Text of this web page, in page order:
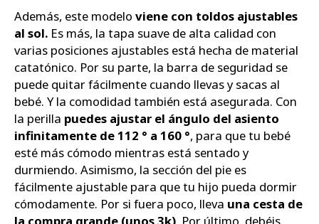
Además, este modelo viene con toldos ajustables
al sol. Es más, la tapa suave de alta calidad con
varias posiciones ajustables está hecha de material
catatónico. Por su parte, la barra de seguridad se
puede quitar fácilmente cuando llevas y sacas al
bebé. Y la comodidad también está asegurada. Con
la perilla puedes ajustar el ángulo del asiento
infinitamente de 112 ° a 160 °, para que tu bebé
esté más cómodo mientras está sentado y
durmiendo. Asimismo, la sección del pie es
fácilmente ajustable para que tu hijo pueda dormir
cómodamente. Por si fuera poco, lleva una cesta de
la compra grande (unos 3k) . Por último, debéis